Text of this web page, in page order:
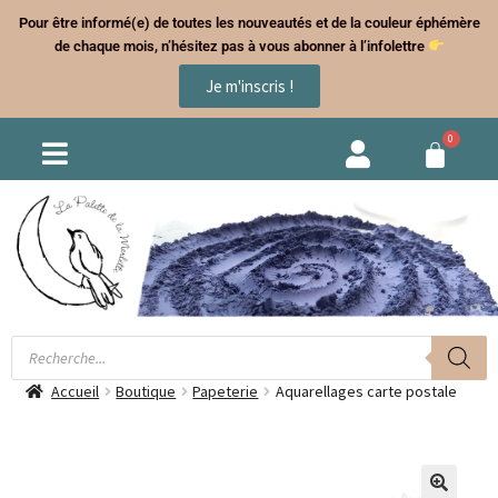
Pour être informé(e) de toutes les nouveautés et de la couleur éphémère
de chaque mois, n’hésitez pas à vous abonner à l’infolettre
Je m'inscris !
Accueil Boutique Papeterie Aquarellages carte postale